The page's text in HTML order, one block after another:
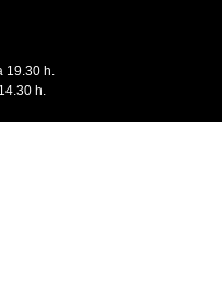
19.30 h.
h.